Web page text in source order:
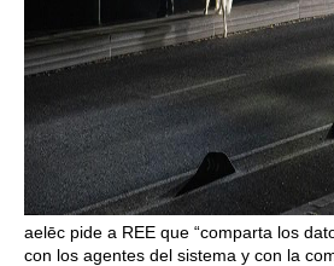
aelēc pide a REE que “comparta los
con los agentes del sistema y con la